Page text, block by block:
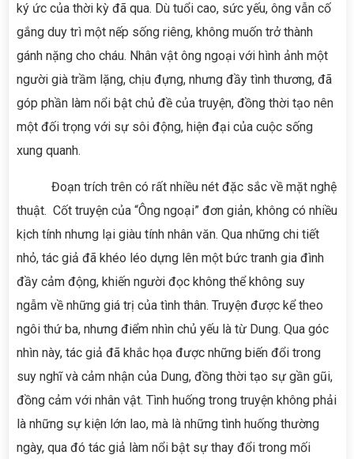
ký ức của thời kỳ đã qua. Dù tuổi cao, sức yếu, ông vẫn cố
gắng duy trì một nếp sống riêng, không muốn trở thành
gánh nặng cho cháu. Nhân vật ông ngoại với hình ảnh một
người già trầm lặng, chịu đựng, nhưng đầy tình thương, đã
góp phần làm nổi bật chủ đề của truyện, đồng thời tạo nên
một đối trọng với sự sôi động, hiện đại của cuộc sống
xung quanh.
Đoạn trích trên có rất nhiều nét đặc sắc về mặt nghệ
thuật. Cốt truyện của “Ông ngoại” đơn giản, không có nhiều
kịch tính nhưng lại giàu tính nhân văn. Qua những chi tiết
nhỏ, tác giả đã khéo léo dựng lên một bức tranh gia đình
đầy cảm động, khiến người đọc không thể không suy
ngẫm về những giá trị của tình thân. Truyện được kể theo
ngôi thứ ba, nhưng điểm nhìn chủ yếu là từ Dung. Qua góc
nhìn này, tác giả đã khắc họa được những biến đổi trong
suy nghĩ và cảm nhận của Dung, đồng thời tạo sự gần gũi,
đồng cảm với nhân vật. Tình huống trong truyện không phải
là những sự kiện lớn lao, mà là những tình huống thường
ngày, qua đó tác giả làm nổi bật sự thay đổi trong mối